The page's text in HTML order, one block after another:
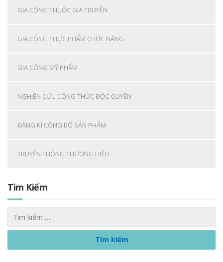
GIA CÔNG THUỐC GIA TRUYỀN
GIA CÔNG THỰC PHẨM CHỨC NĂNG
GIA CÔNG MỸ PHẨM
NGHIÊN CỨU CÔNG THỨC ĐỘC QUYỀN
ĐĂNG KÍ CÔNG BỐ SẢN PHẨM
TRUYỀN THÔNG THƯƠNG HIỆU
Tìm Kiếm